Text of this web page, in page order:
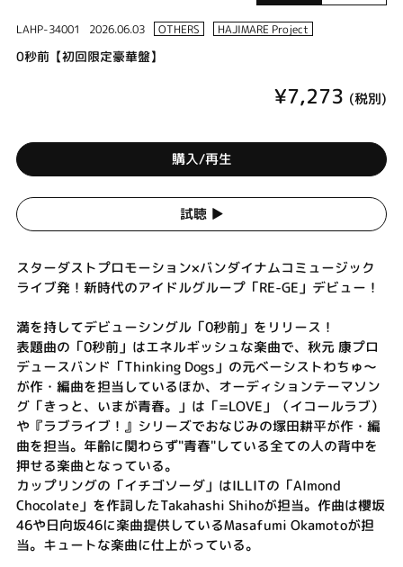
LAHP-34001 2026.06.03 OTHERS HAJIMARE Project
0秒前【初回限定豪華盤】
¥7,273 (税別)
購入/再生
試聴 ▶︎
スターダストプロモーション×バンダイナムコミュージック
ライブ発！新時代のアイドルグループ「RE-GE」デビュー！
満を持してデビューシングル「0秒前」をリリース！
表題曲の「0秒前」はエネルギッシュな楽曲で、秋元 康プロ
デュースバンド「Thinking Dogs」の元ベーシストわちゅ～
が作・編曲を担当しているほか、オーディションテーマソン
グ「きっと、いまが青春。」は「=LOVE」（イコールラブ）
や『ラブライブ！』シリーズでおなじみの塚田耕平が作・編
曲を担当。年齢に関わらず"青春"している全ての人の背中を
押せる楽曲となっている。
カップリングの「イチゴソーダ」はILLITの「Almond
Chocolate」を作詞したTakahashi Shihoが担当。作曲は櫻坂
46や日向坂46に楽曲提供しているMasafumi Okamotoが担
当。キュートな楽曲に仕上がっている。